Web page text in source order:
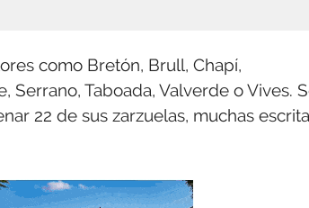
como Bretón, Brull, Chapí,
Serrano, Taboada, Valverde o Vives.
22 de sus zarzuelas, muchas